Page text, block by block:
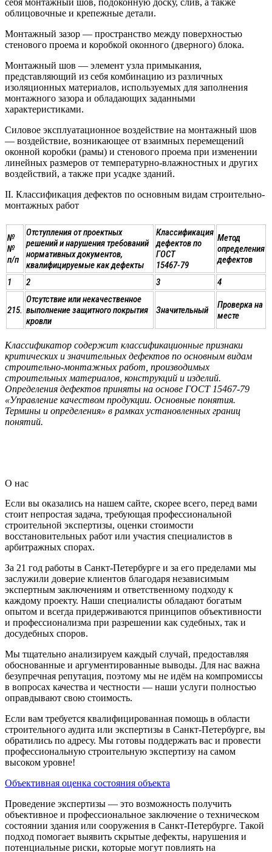
облицовочные и крепежные детали.
Монтажный зазор — пространство между поверхностью
стенового проема и коробкой оконного (дверного) блока.
Монтажный шов — элемент узла примыкания,
представляющий из себя комбинацию из различных
изоляционных материалов, используемых для заполнения
монтажного зазора и обладающих заданными
характеристиками.
Силовое эксплуатационное воздействие на монтажный шов
— воздействие, возникающее от взаимных перемещений
оконной коробки (рамы) и стенового проема при изменении
линейных размеров от температурно-влажностных и других
воздействий, а также при усадке зданий.
II. Классификация дефектов по основным видам строительно-
монтажных работ
№
№
п/п
Отступления от проектных
решений и нарушения требований
нормативных документов,
квалифицируемые как дефекты
Классификация
дефектов по
ГОСТ
15467-79
Метод
определения
дефектов
1 2 3 4
215.
Отсутствие или некачественное
выполнение защитного покрытия
кровли
Значительный
Проверка на
месте
Классификатор содержит классификационные признаки
критических и значительных дефектов по основным видам
строительно-монтажных работ, производимых
строительных материалов, конструкций и изделий.
Определения дефектов приняты на основе ГОСТ 15467-79
«Управление качеством продукции. Основные понятия.
Термины и определения» в рамках установленных границ
понятий.
О нас
Если вы оказались на нашем сайте, скорее всего, перед вами
стоит непростая задача, требующая профессиональной
строительной экспертизы, оценки стоимости
восстановительных работ или участия специалистов в
арбитражных спорах.
За 21 год работы в Санкт-Петербурге и за его пределами мы
заслужили доверие клиентов благодаря независимым
экспертным заключениям и ответственному подходу к
каждому проекту. Наши специалисты обладают богатым
опытом и всегда придерживаются принципов объективности
и профессионализма при разрешении как судебных, так и
досудебных споров.
Мы тщательно анализируем каждый случай, предоставляя
обоснованные и аргументированные выводы. Для нас важна
безупречная репутация, поэтому мы не идём на компромиссы
в вопросах качества и честности — наши услуги полностью
оправдывают свою стоимость.
Если вам требуется квалифицированная помощь в области
строительного аудита или экспертизы в Санкт-Петербурге, вы
обратились по адресу. Мы готовы поддержать вас и провести
профессиональную строительную экспертизу на самом
высоком уровне!
Объективная оценка состояния объекта
Проведение экспертизы — это возможность получить
объективное и профессиональное заключение о техническом
состоянии здания или сооружения в Санкт-Петербурге. Такой
подход помогает выявить скрытые дефекты, нарушения и
потенциальные риски, которые могут повлиять на